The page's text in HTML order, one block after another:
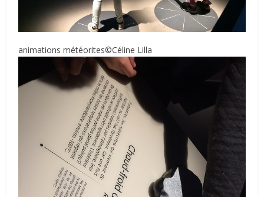
animations météorites©Céline Lilla